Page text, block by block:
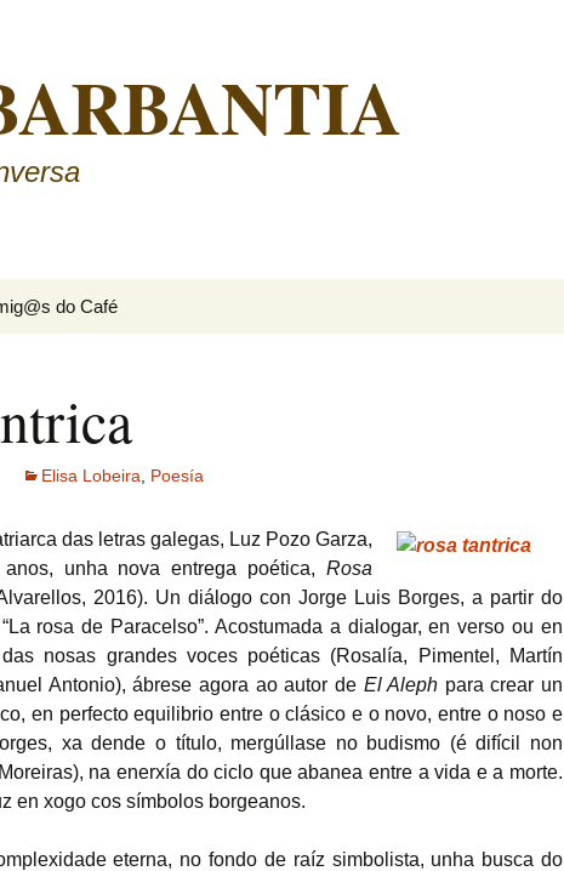
do Café
Elisa Lobeira Poesía
das letras galegas, Luz Pozo Garza,
unha nova entrega poética, Rosa
2016). Un diálogo con Jorge Luis Borges, a partir do
rosa de Paracelso”. Acostumada a dialogar, en verso ou en
nosas grandes voces poéticas (Rosalía, Pimentel, Martín
Antonio), ábrese agora ao autor de El Aleph para crear un
en perfecto equilibrio entre o clásico e o novo, entre o noso e
xa dende o título, mergúllase no budismo (é difícil non
na enerxía do ciclo que abanea entre a vida e a morte.
en xogo cos símbolos borgeanos.
eterna, no fondo de raíz simbolista, unha busca do